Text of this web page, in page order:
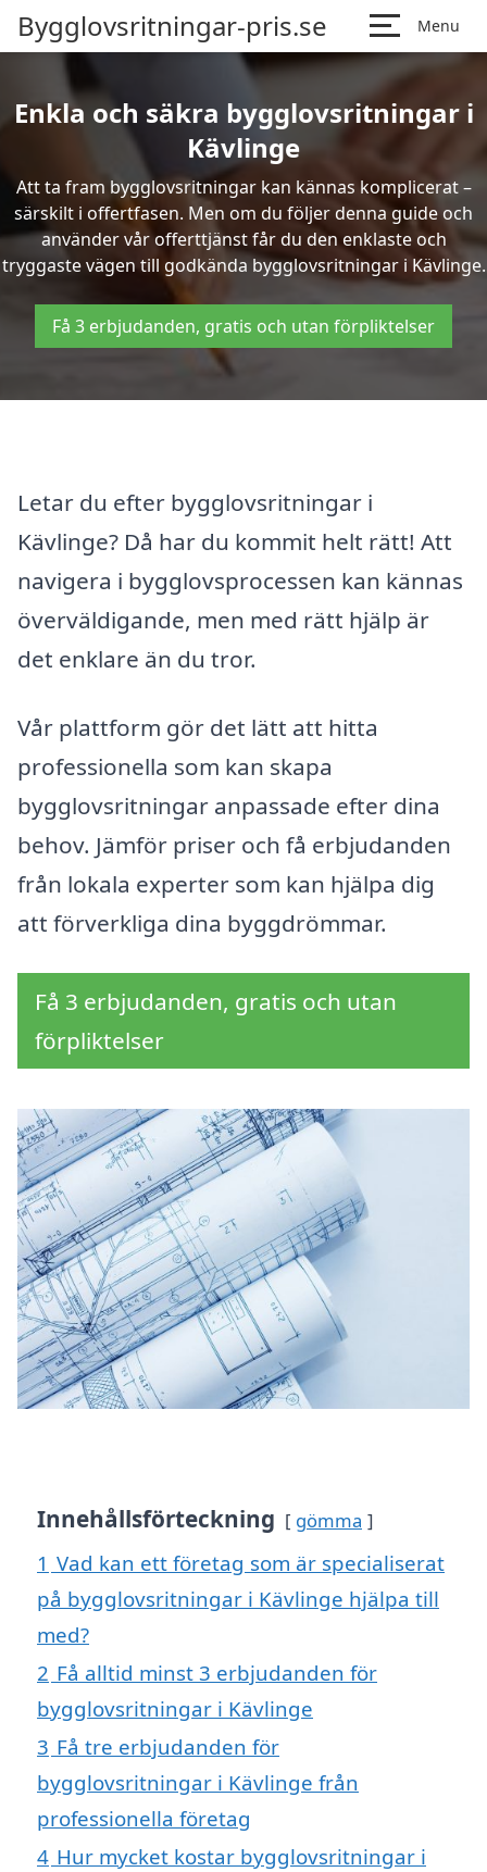
Bygglovsritningar-pris.se Menu
Enkla och säkra bygglovsritningar i
Kävlinge
Att ta fram bygglovsritningar kan kännas komplicerat –
särskilt i offertfasen. Men om du följer denna guide och
använder vår offerttjänst får du den enklaste och
tryggaste vägen till godkända bygglovsritningar i Kävlinge.
Få 3 erbjudanden, gratis och utan förpliktelser
Letar du efter bygglovsritningar i
Kävlinge? Då har du kommit helt rätt! Att
navigera i bygglovsprocessen kan kännas
överväldigande, men med rätt hjälp är
det enklare än du tror.
Vår plattform gör det lätt att hitta
professionella som kan skapa
bygglovsritningar anpassade efter dina
behov. Jämför priser och få erbjudanden
från lokala experter som kan hjälpa dig
att förverkliga dina byggdrömmar.
Få 3 erbjudanden, gratis och utan
förpliktelser
Innehållsförteckning gömma
1 Vad kan ett företag som är specialiserat
på bygglovsritningar i Kävlinge hjälpa till
med?
2 Få alltid minst 3 erbjudanden för
bygglovsritningar i Kävlinge
3 Få tre erbjudanden för
bygglovsritningar i Kävlinge från
professionella företag
4 Hur mycket kostar bygglovsritningar i